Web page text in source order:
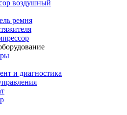
воздушный
ремня
и диагностика